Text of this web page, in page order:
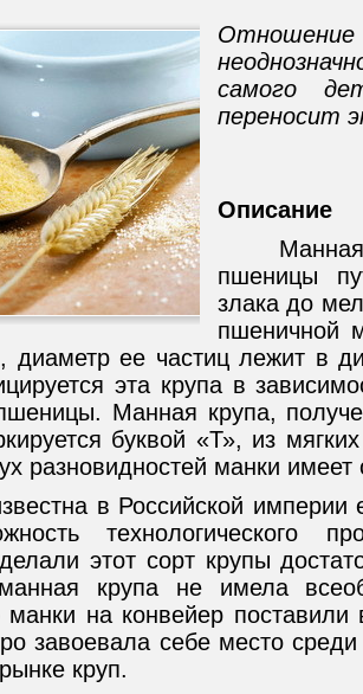
самого
переносит
Описание
Манная
пшеницы
злака до
пшеничной
диаметр ее частиц лежит в
эта крупа в
Манная крупа,
буквой «Т», из
разновидностей манки
в Российской
технологического
этот сорт крупы
крупа не имела
манки на конвейер
завоевала себе место
круп.